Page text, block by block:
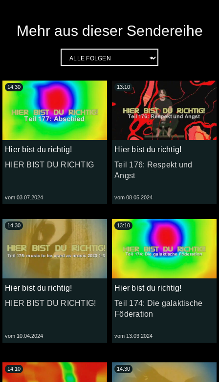
Mehr aus dieser Sendereihe
Hier bist du richtig!
HIER BIST DU RICHTIG
vom 03.07.2024
14:30
Hier bist du richtig!
Teil 176: Respekt und
Angst
vom 08.05.2024
13:10
Hier bist du richtig!
HIER BIST DU RICHTIG!
vom 10.04.2024
14:30
Hier bist du richtig!
Teil 174: Die galaktische
Föderation
vom 13.03.2024
13:10
14:10 14:30